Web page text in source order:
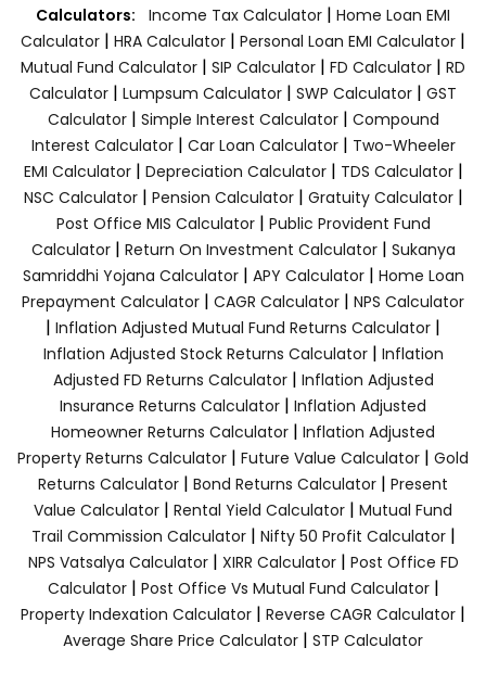
Calculators: Income Tax Calculator | Home Loan EMI
Calculator | HRA Calculator | Personal Loan EMI Calculator |
Mutual Fund Calculator | SIP Calculator | FD Calculator | RD
Calculator | Lumpsum Calculator | SWP Calculator | GST
Calculator| Simple Interest Calculator| Compound
Interest Calculator| Car Loan Calculator| Two-Wheeler
EMI Calculator| Depreciation Calculator| TDS Calculator|
NSC Calculator| Pension Calculator| Gratuity Calculator|
Post Office MIS Calculator| Public Provident Fund
Calculator| Return On Investment Calculator| Sukanya
Samriddhi Yojana Calculator| APY Calculator| Home Loan
Prepayment Calculator | CAGR Calculator | NPS Calculator
| Inflation Adjusted Mutual Fund Returns Calculator |
Inflation Adjusted Stock Returns Calculator| Inflation
Adjusted FD Returns Calculator| Inflation Adjusted
Insurance Returns Calculator | Inflation Adjusted
Homeowner Returns Calculator | Inflation Adjusted
Property Returns Calculator | Future Value Calculator | Gold
Returns Calculator | Bond Returns Calculator | Present
Value Calculator | Rental Yield Calculator | Mutual Fund
Trail Commission Calculator| Nifty 50 Profit Calculator|
NPS Vatsalya Calculator| XIRR Calculator| Post Office FD
Calculator| Post Office Vs Mutual Fund Calculator|
Property Indexation Calculator | Reverse CAGR Calculator |
Average Share Price Calculator | STP Calculator